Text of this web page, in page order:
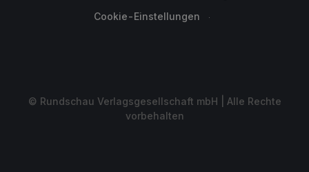
Cookie-Einstellungen
© Rundschau Verlagsgesellschaft mbH | Alle Rechte
vorbehalten